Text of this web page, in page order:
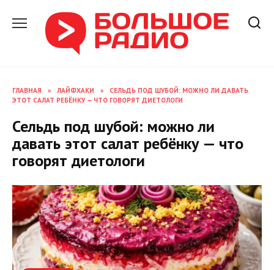
содержанию
ГЛАВНАЯ » ЛАЙФХАКИ »
СЕЛЬДЬ ПОД ШУБОЙ: МОЖНО ЛИ ДАВАТЬ
ЭТОТ САЛАТ РЕБЁНКУ — ЧТО ГОВОРЯТ ДИЕТОЛОГИ
Сельдь под шубой: можно ли
давать этот салат ребёнку — что
говорят диетологи